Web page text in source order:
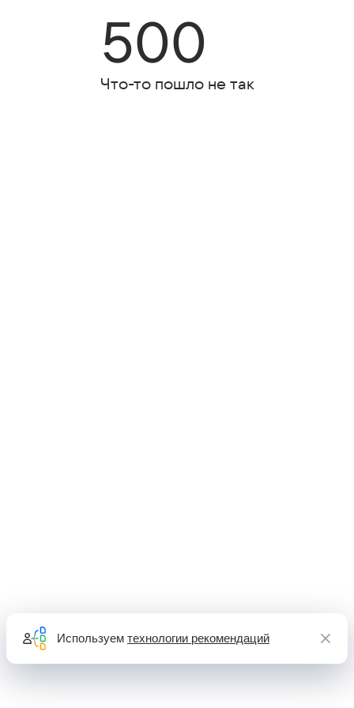
500
Что-то пошло не так
Используем технологии рекомендаций